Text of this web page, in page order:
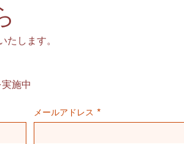
します。
施中
メールアドレス *